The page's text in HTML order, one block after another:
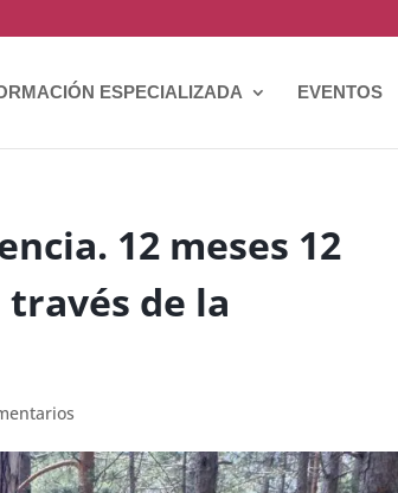
ESPECIALIZADA EVENTOS
12 meses 12
de la